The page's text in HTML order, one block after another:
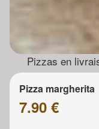
Pizzas en
Pizza margherita
7.90 €